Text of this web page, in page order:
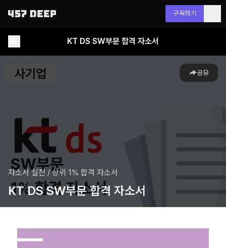
구독하기
KT DS SW부문 합격 자소서
공유
자소서 실전 / 상위 1% 합격 자소서
KT DS SW부문 합격 자소서